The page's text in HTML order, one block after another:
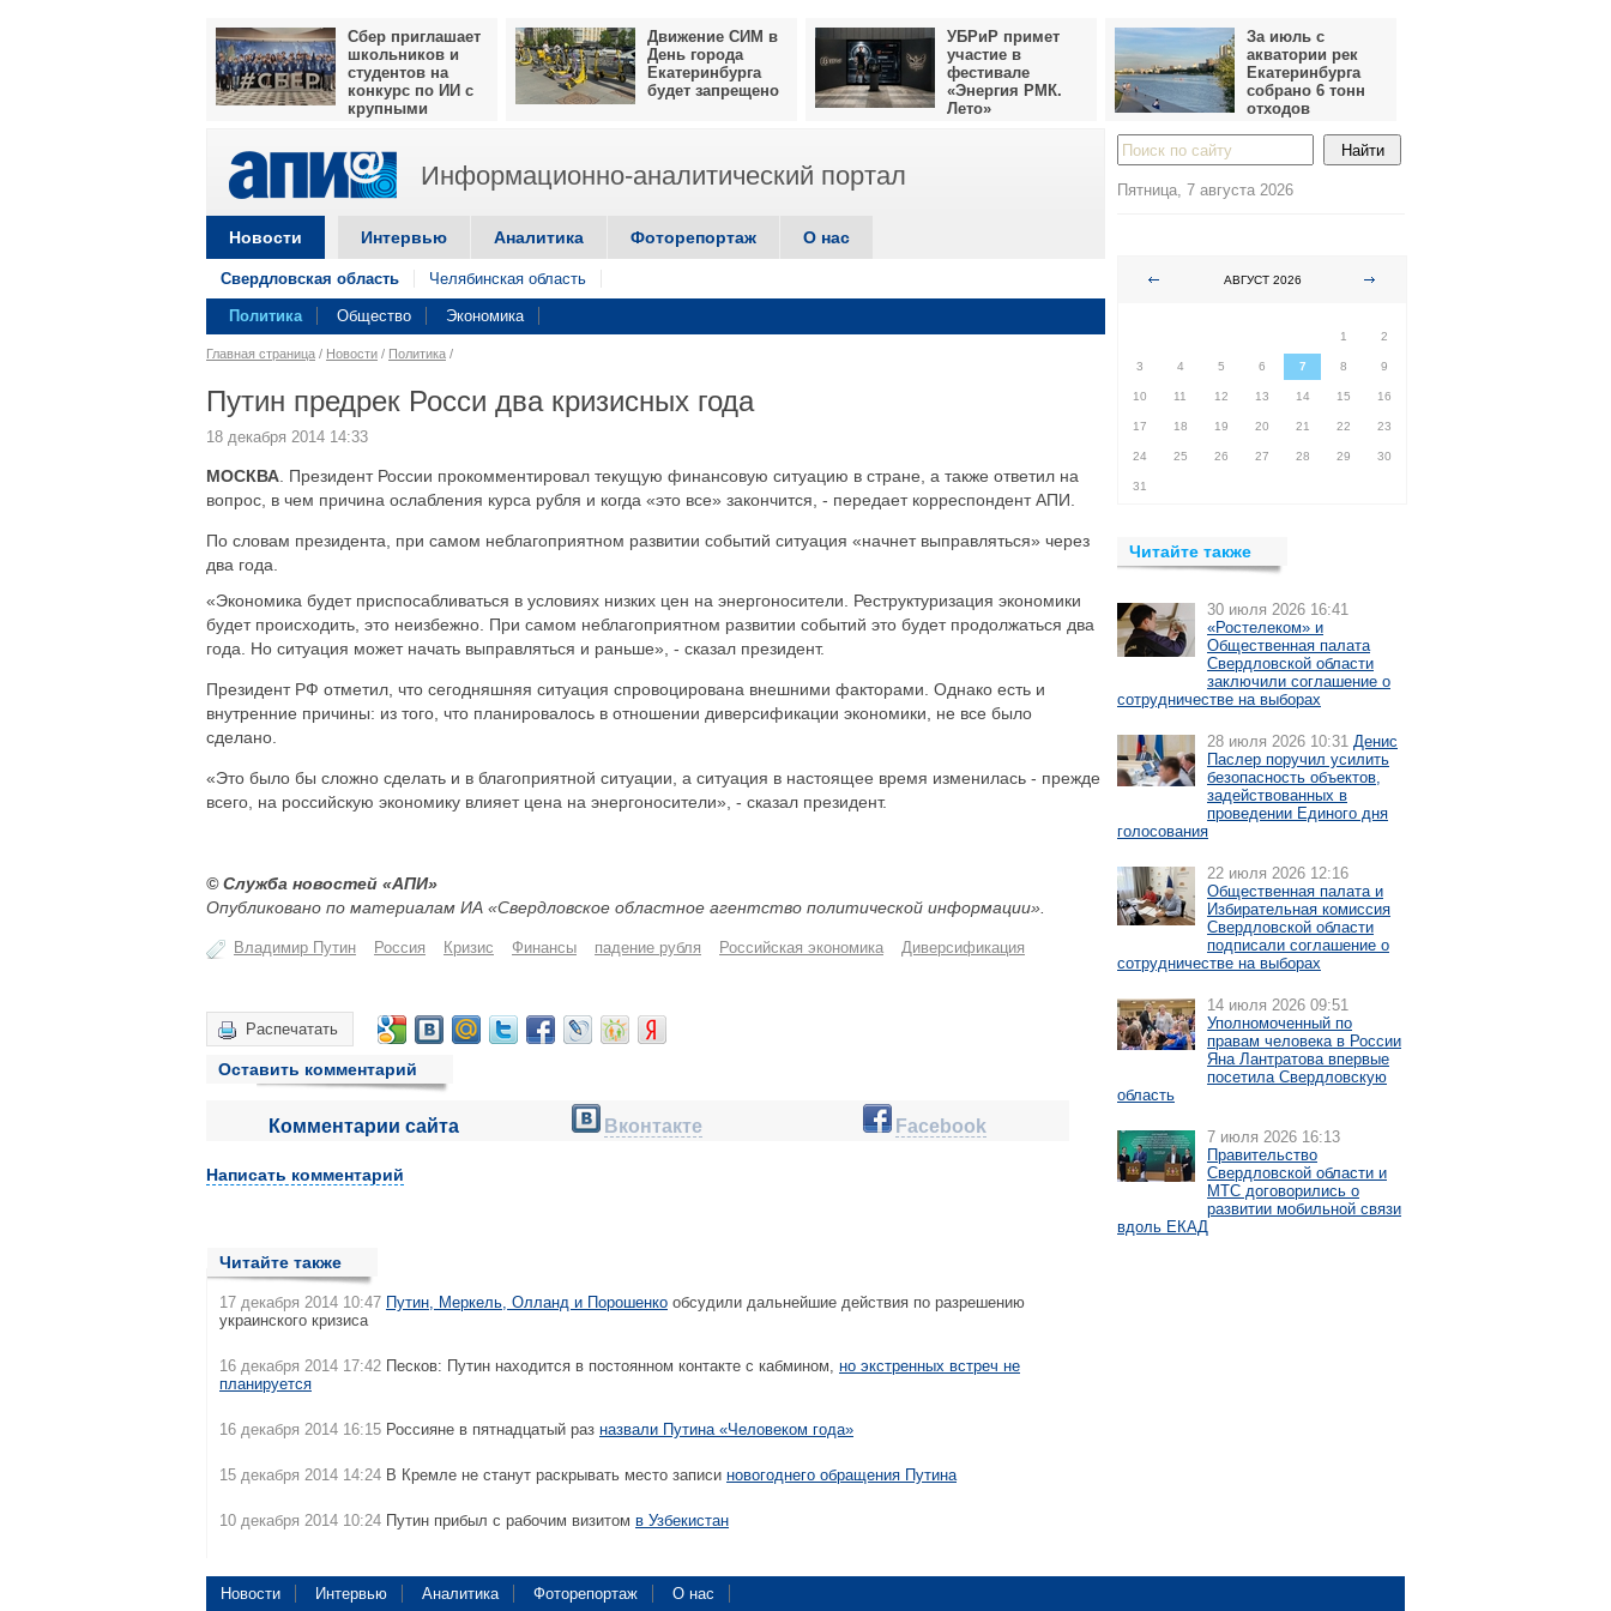
Сбер приглашает
школьников и
студентов на
конкурс по ИИ с
крупными
Движение СИМ в
День города
Екатеринбурга
будет запрещено
УБРиР примет
участие в
фестивале
«Энергия РМК.
Лето»
За июль с
акватории рек
Екатеринбурга
собрано 6 тонн
отходов
Информационно-аналитический портал
Новости Интервью Аналитика Фоторепортаж О нас
Свердловская область Челябинская область
Политика Общество Экономика
Главная страница / Новости / Политика /
Путин предрек Росси два кризисных года
18 декабря 2014 14:33
МОСКВА . Президент России прокомментировал текущую финансовую ситуацию в стране, а также ответил на
вопрос, в чем причина ослабления курса рубля и когда «это все» закончится, - передает корреспондент АПИ.
По словам президента, при самом неблагоприятном развитии событий ситуация «начнет выправляться» через
два года.
«Экономика будет приспосабливаться в условиях низких цен на энергоносители. Реструктуризация экономики
будет происходить, это неизбежно. При самом неблагоприятном развитии событий это будет продолжаться два
года. Но ситуация может начать выправляться и раньше», - сказал президент.
Президент РФ отметил, что сегодняшняя ситуация спровоцирована внешними факторами. Однако есть и
внутренние причины: из того, что планировалось в отношении диверсификации экономики, не все было
сделано.
«Это было бы сложно сделать и в благоприятной ситуации, а ситуация в настоящее время изменилась - прежде
всего, на российскую экономику влияет цена на энергоносители», - сказал президент.
© Служба новостей «АПИ»
Опубликовано по материалам ИА «Свердловское областное агентство политической информации».
Владимир Путин Россия Кризис Финансы падение рубля Российская экономика Диверсификация
Распечатать
Оставить комментарий
Комментарии сайта Вконтакте Facebook
Написать комментарий
Читайте также
17 декабря 2014 10:47 Путин, Меркель, Олланд и Порошенко обсудили дальнейшие действия по разрешению
украинского кризиса
16 декабря 2014 17:42 Песков: Путин находится в постоянном контакте с кабмином, но экстренных встреч не
планируется
16 декабря 2014 16:15 Россияне в пятнадцатый раз назвали Путина «Человеком года»
15 декабря 2014 14:24 В Кремле не станут раскрывать место записи новогоднего обращения Путина
10 декабря 2014 10:24 Путин прибыл с рабочим визитом в Узбекистан
Пятница, 7 августа 2026
АВГУСТ 2026
1
2
3 4 5 6 7 8 9
10 11 12 13 14 15 16
17 18 19 20 21 22 23
24 25 26 27 28 29 30
31
Читайте также
30 июля 2026 16:41
«Ростелеком» и
Общественная палата
Свердловской области
заключили соглашение о
сотрудничестве на выборах
28 июля 2026 10:31 Денис
Паслер поручил усилить
безопасность объектов,
задействованных в
проведении Единого дня
голосования
22 июля 2026 12:16
Общественная палата и
Избирательная комиссия
Свердловской области
подписали соглашение о
сотрудничестве на выборах
14 июля 2026 09:51
Уполномоченный по
правам человека в России
Яна Лантратова впервые
посетила Свердловскую
область
7 июля 2026 16:13
Правительство
Свердловской области и
МТС договорились о
развитии мобильной связи
вдоль ЕКАД
Новости Интервью Аналитика Фоторепортаж О нас